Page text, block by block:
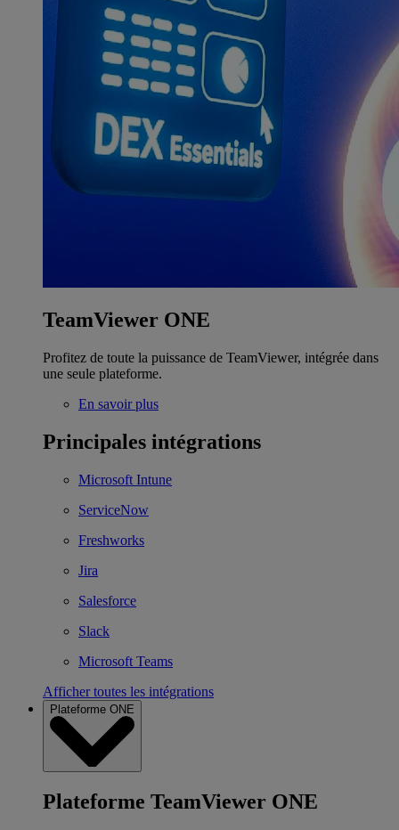
TeamViewer ONE
Profitez de toute la puissance de TeamViewer, intégrée dans
une seule plateforme.
En savoir plus
Principales intégrations
Microsoft Intune
ServiceNow
Freshworks
Jira
Salesforce
Slack
Microsoft Teams
Afficher toutes les intégrations
Plateforme ONE
Plateforme TeamViewer ONE